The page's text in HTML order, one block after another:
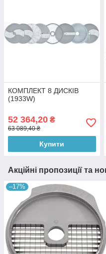
КОМПЛЕКТ 8 ДИСКІВ
(1933W)
52 364,20 ₴
63 089,40 ₴
Купити
Акційні пропозиції та
–17%